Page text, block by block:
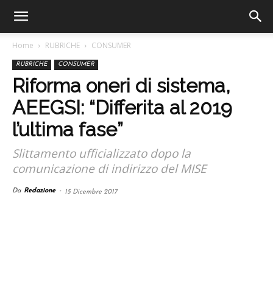
Home RUBRICHE CONSUMER
RUBRICHE CONSUMER
Riforma oneri di sistema,
AEEGSI: “Differita al 2019
l’ultima fase”
Slittamento ufficializzato dopo la
comunicazione di indirizzo del MISE
Da Redazione - 15 Dicembre 2017